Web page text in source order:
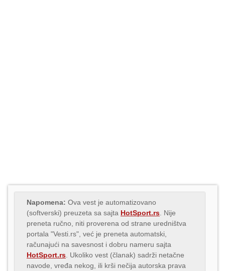
Napomena: Ova vest je automatizovano
(softverski) preuzeta sa sajta HotSport.rs . Nije
preneta ručno, niti proverena od strane uredništva
portala "Vesti.rs", već je preneta automatski,
računajući na savesnost i dobru nameru sajta
HotSport.rs . Ukoliko vest (članak) sadrži netačne
navode, vređa nekog, ili krši nečija autorska prava